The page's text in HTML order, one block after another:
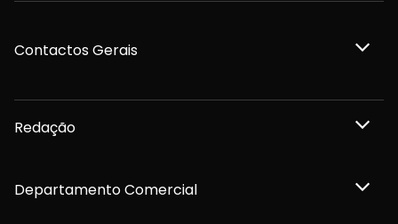
Contactos Gerais
Redação
Departamento Comercial